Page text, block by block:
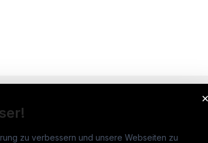
×
zu verbessern und unsere Webseiten zu